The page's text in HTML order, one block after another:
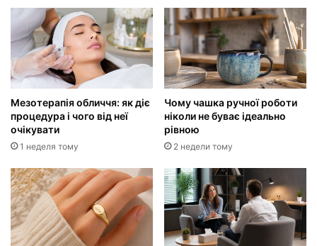
Мезотерапія обличчя: як діє
процедура і чого від неї
очікувати
1 неделя тому
Чому чашка ручної роботи
ніколи не буває ідеально
рівною
2 недели тому